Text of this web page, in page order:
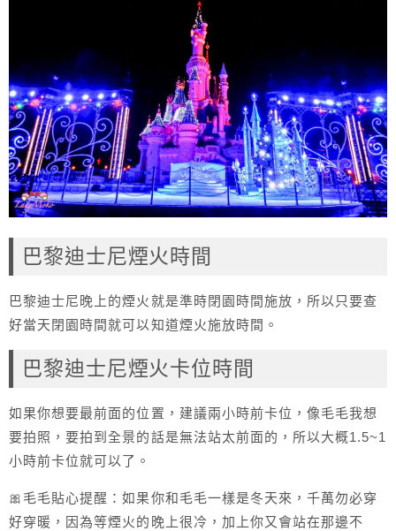
巴黎迪士尼煙火時間
巴黎迪士尼晚上的煙火就是準時閉園時間施放，所以只要查
好當天閉園時間就可以知道煙火施放時間。
巴黎迪士尼煙火卡位時間
如果你想要最前面的位置，建議兩小時前卡位，像毛毛我想
要拍照，要拍到全景的話是無法站太前面的，所以大概1.5~1
小時前卡位就可以了。
🎀毛毛貼心提醒：如果你和毛毛一樣是冬天來，千萬勿必穿
好穿暖，因為等煙火的晚上很冷，加上你又會站在那邊不